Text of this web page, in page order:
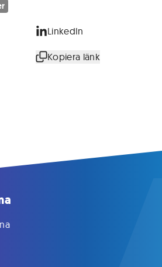
LinkedIn
Kopiera länk